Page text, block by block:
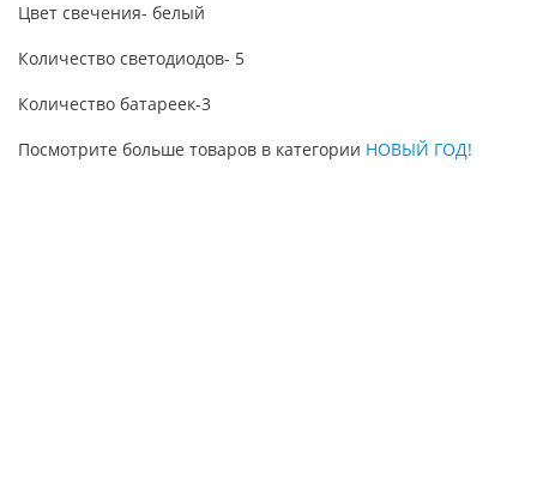
Цвет свечения- белый
Количество светодиодов- 5
Количество батареек-3
Посмотрите больше товаров в категории НОВЫЙ ГОД!